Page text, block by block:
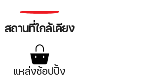
สถานที่ใกล้เคียง
แหล่งช้อปปิ้ง